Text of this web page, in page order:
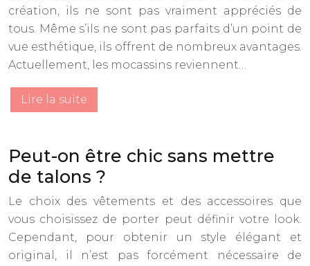
création, ils ne sont pas vraiment appréciés de
tous. Même s’ils ne sont pas parfaits d’un point de
vue esthétique, ils offrent de nombreux avantages.
Actuellement, les mocassins reviennent…
Lire la suite
Peut-on être chic sans mettre
de talons ?
Le choix des vêtements et des accessoires que
vous choisissez de porter peut définir votre look.
Cependant, pour obtenir un style élégant et
original, il n’est pas forcément nécessaire de